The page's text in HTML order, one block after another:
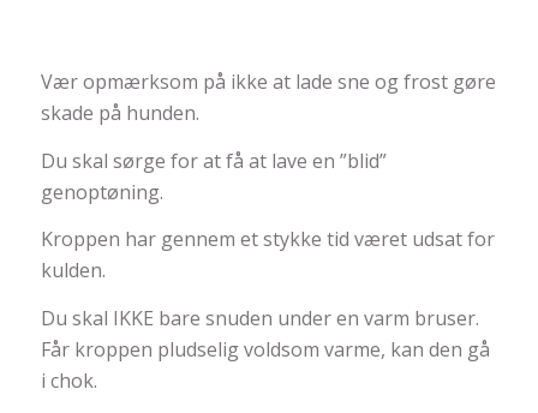
Vær opmærksom på ikke at lade sne og frost gøre
skade på hunden.
Du skal sørge for at få at lave en ”blid”
genoptøning.
Kroppen har gennem et stykke tid været udsat for
kulden.
Du skal IKKE bare snuden under en varm bruser.
Får kroppen pludselig voldsom varme, kan den gå
i chok.